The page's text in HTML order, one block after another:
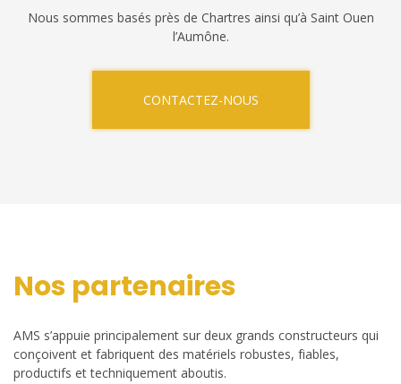
Nous sommes basés près de Chartres ainsi qu’à Saint Ouen
l’Aumône.
CONTACTEZ-NOUS
Nos partenaires
AMS s’appuie principalement sur deux grands constructeurs qui
conçoivent et fabriquent des matériels robustes, fiables,
productifs et techniquement aboutis.